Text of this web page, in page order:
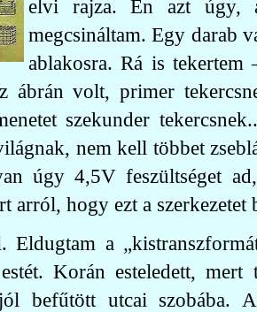
elvi rajza. Én azt úgy,
megcsináltam. Egy darab
ablakosra. Rá is
ábrán volt, primer
szekunder
nem kell többet
úgy 4,5V feszültséget
arról, hogy ezt a
Eldugtam a
Korán esteledett,
befűtött utcai szobába.